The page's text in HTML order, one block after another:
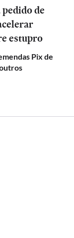
de
estupro
Pix de